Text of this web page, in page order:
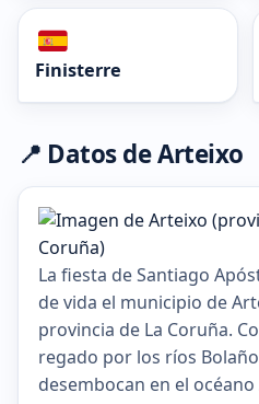
Finisterre
📍 Datos de Arteixo
La fiesta de Santiago
de vida el municipio de
provincia de La Coruña.
regado por los ríos
desembocan en el